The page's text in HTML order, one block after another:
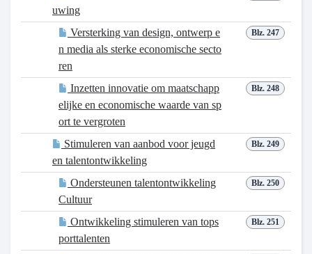
uwing
Blz. 247
Versterking van design, ontwerp e
n media als sterke economische secto
ren
Blz. 248
Inzetten innovatie om maatschapp
elijke en economische waarde van sp
ort te vergroten
Blz. 249
Stimuleren van aanbod voor jeugd
en talentontwikkeling
Blz. 250
Ondersteunen talentontwikkeling
Cultuur
Blz. 251
Ontwikkeling stimuleren van tops
porttalenten